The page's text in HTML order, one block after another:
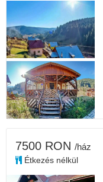
7500 RON /ház
Étkezés nélkül